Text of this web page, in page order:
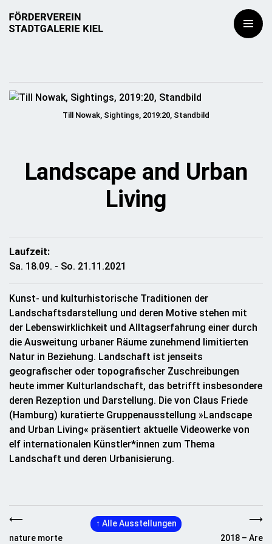
Till Nowak, Sightings, 2019:20, Standbild
Landscape and Urban
Living
Laufzeit:
Sa. 18.09. - So. 21.11.2021
Kunst- und kulturhistorische Traditionen der
Landschaftsdarstellung und deren Motive stehen mit
der Lebenswirklichkeit und Alltagserfahrung einer durch
die Ausweitung urbaner Räume zunehmend limitierten
Natur in Beziehung. Landschaft ist jenseits
geografischer oder topografischer Zuschreibungen
heute immer Kulturlandschaft, das betrifft insbesondere
deren Rezeption und Darstellung. Die von Claus Friede
(Hamburg) kuratierte Gruppenausstellung »Landscape
and Urban Living« präsentiert aktuelle Videowerke von
elf internationalen Künstler*innen zum Thema
Landschaft und deren Urbanisierung.
⟵
nature morte
↑ Alle Ausstellungen ⟶
2018 – Are